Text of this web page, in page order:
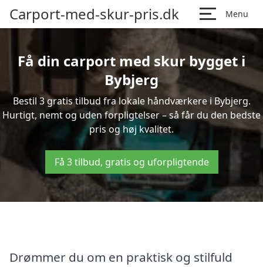
Carport-med-skur-pris.dk Menu
Få din carport med skur bygget i
Bybjerg
Bestil 3 gratis tilbud fra lokale håndværkere i Bybjerg.
Hurtigt, nemt og uden forpligtelser – så får du den bedste
pris og høj kvalitet.
Få 3 tilbud, gratis og uforpligtende
Drømmer du om en praktisk og stilfuld